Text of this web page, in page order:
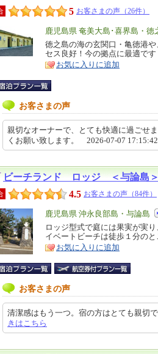
5 お客さまの声（26件）
エ
リ
ア
鹿児島県 奄美大島･喜界島・徳
特
徴
徳之島の海の玄関口・亀徳港
セス良好！今の拠点に最適です
お気に入りに追加
お客さまの声
親切なオーナーで、とても快適に過ごせ
くお願い致します。 2026-07-07
ビーチランド ロッジ ＜与論島
4.5 お客さまの声（84件）
エ
リ
ア
鹿児島県 沖永良部島・与論島
特
徴
ロッジ型式で庭には果実が実
イベートビーチは徒歩１分のと
お気に入りに追加
お客さまの声
清潔感はもう一つ。宿の方はとても親切
きはこちら